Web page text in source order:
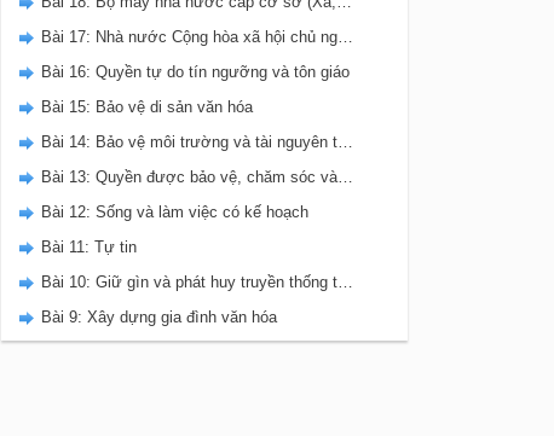
Bài 17: Nhà nước Cộng hòa xã hội chủ nghĩa Việt Nam
Bài 16: Quyền tự do tín ngưỡng và tôn giáo
Bài 15: Bảo vệ di sản văn hóa
Bài 14: Bảo vệ môi trường và tài nguyên thiên nhiên
Bài 13: Quyền được bảo vệ, chăm sóc và giáo dục của trẻ em ở Việt Nam
Bài 12: Sống và làm việc có kế hoạch
Bài 11: Tự tin
Bài 10: Giữ gìn và phát huy truyền thống tốt đẹp của gia đình dòng họ
Bài 9: Xây dựng gia đình văn hóa